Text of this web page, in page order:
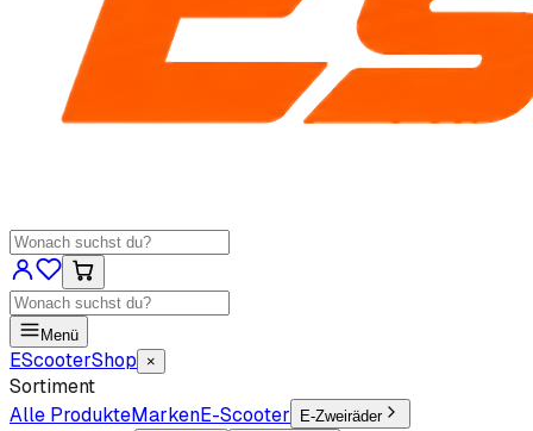
Menü
EScooterShop ×
Sortiment
Alle ProdukteMarkenE-Scooter E-Zweiräder